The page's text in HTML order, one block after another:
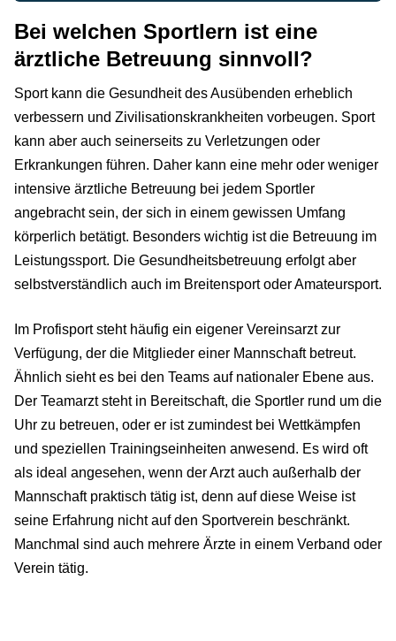
Bei welchen Sportlern ist eine
ärztliche Betreuung sinnvoll?
Sport kann die Gesundheit des Ausübenden erheblich
verbessern und Zivilisationskrankheiten vorbeugen. Sport
kann aber auch seinerseits zu Verletzungen oder
Erkrankungen führen. Daher kann eine mehr oder weniger
intensive ärztliche Betreuung bei jedem Sportler
angebracht sein, der sich in einem gewissen Umfang
körperlich betätigt. Besonders wichtig ist die Betreuung im
Leistungssport. Die Gesundheitsbetreuung erfolgt aber
selbstverständlich auch im Breitensport oder Amateursport.
Im Profisport steht häufig ein eigener Vereinsarzt zur
Verfügung, der die Mitglieder einer Mannschaft betreut.
Ähnlich sieht es bei den Teams auf nationaler Ebene aus.
Der Teamarzt steht in Bereitschaft, die Sportler rund um die
Uhr zu betreuen, oder er ist zumindest bei Wettkämpfen
und speziellen Trainingseinheiten anwesend. Es wird oft
als ideal angesehen, wenn der Arzt auch außerhalb der
Mannschaft praktisch tätig ist, denn auf diese Weise ist
seine Erfahrung nicht auf den Sportverein beschränkt.
Manchmal sind auch mehrere Ärzte in einem Verband oder
Verein tätig.